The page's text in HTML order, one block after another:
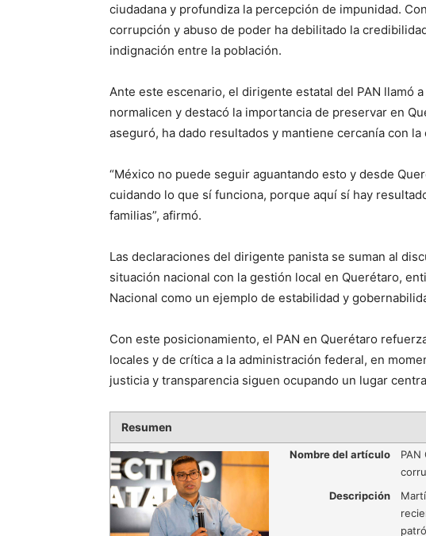
ciudadana y profundiza la percepción de impunidad.
corrupción y abuso de poder ha debilitado la
indignación entre la población.
Ante este escenario, el dirigente estatal del PAN llamó
normalicen y destacó la importancia de preservar en
aseguró, ha dado resultados y mantiene cercanía con la
“México no puede seguir aguantando esto y desde
cuidando lo que sí funciona, porque aquí sí hay
familias”, afirmó.
Las declaraciones del dirigente panista se suman al
situación nacional con la gestión local en Querétaro,
Nacional como un ejemplo de estabilidad y
Con este posicionamiento, el PAN en Querétaro
locales y de crítica a la administración federal, en
justicia y transparencia siguen ocupando un lugar
Resumen
Nombre del artículo
Descripción